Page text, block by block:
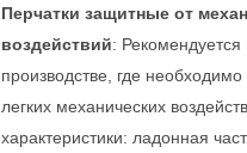
Перчатки защитные от
воздействий:
производстве, где
легких механических
характеристики: ладонная